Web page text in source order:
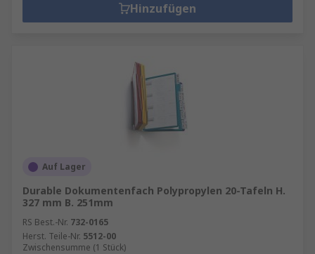
Hinzufügen
Auf Lager
Durable Dokumentenfach Polypropylen 20-Tafeln H.
327 mm B. 251mm
RS Best.-Nr. 732-0165
Herst. Teile-Nr. 5512-00
Zwischensumme (1 Stück)